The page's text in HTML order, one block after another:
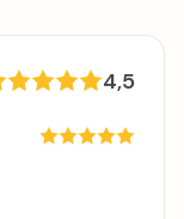
4,5